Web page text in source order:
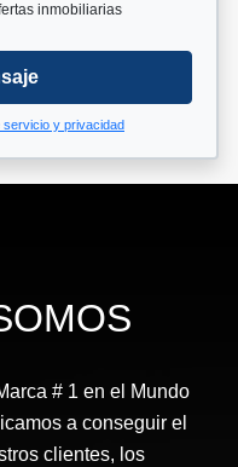
inmobiliarias
servicio y privacidad
# 1 en el Mundo
a conseguir el
clientes, los